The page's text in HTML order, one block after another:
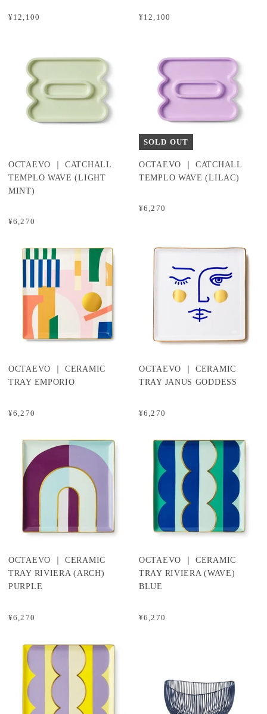
¥12,100 ¥12,100
¥6,270
OCTAEVO ｜ CATCHALL
TEMPLO WAVE (LIGHT
MINT)
SOLD OUT
¥6,270
OCTAEVO ｜ CATCHALL
TEMPLO WAVE (LILAC)
¥6,270
OCTAEVO ｜ CERAMIC
TRAY EMPORIO
¥6,270
OCTAEVO ｜ CERAMIC
TRAY JANUS GODDESS
¥6,270
OCTAEVO ｜ CERAMIC
TRAY RIVIERA (ARCH)
PURPLE
¥6,270
OCTAEVO ｜ CERAMIC
TRAY RIVIERA (WAVE)
BLUE